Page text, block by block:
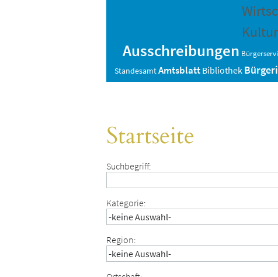
Ausschreibungen
StandesamtAmtsblatt Bibliothek
Startseite
Suchbegriff:
Kategorie:
Region: